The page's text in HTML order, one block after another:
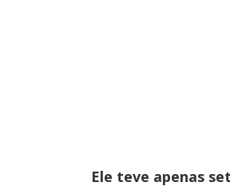
Ele teve apenas